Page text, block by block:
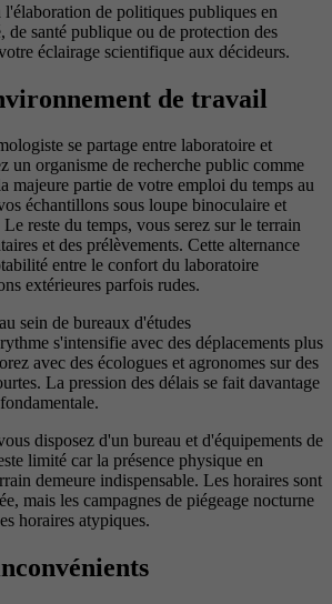
de politiques publiques en
de santé publique ou de protection des
éclairage scientifique aux décideurs.
de travail
se partage entre laboratoire et
un organisme de recherche public comme
majeure partie de votre emploi du temps au
échantillons sous loupe binoculaire et
reste du temps, vous serez sur le terrain
et des prélèvements. Cette alternance
entre le confort du laboratoire
extérieures parfois rudes.
sein de bureaux d'études
s'intensifie avec des déplacements plus
avec des écologues et agronomes sur des
La pression des délais se fait davantage
disposez d'un bureau et d'équipements de
limité car la présence physique en
demeure indispensable. Les horaires sont
mais les campagnes de piégeage nocturne
horaires atypiques.